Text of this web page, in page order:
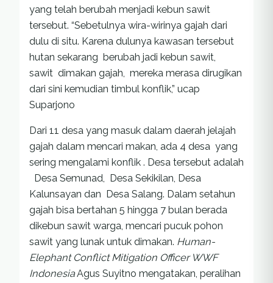
yang telah berubah menjadi kebun sawit
tersebut. “Sebetulnya wira-wirinya gajah dari
dulu di situ. Karena dulunya kawasan tersebut
hutan sekarang berubah jadi kebun sawit,
sawit dimakan gajah, mereka merasa dirugikan
dari sini kemudian timbul konflik,” ucap
Suparjono
Dari 11 desa yang masuk dalam daerah jelajah
gajah dalam mencari makan, ada 4 desa yang
sering mengalami konflik . Desa tersebut adalah
Desa Semunad, Desa Sekikilan, Desa
Kalunsayan dan Desa Salang. Dalam setahun
gajah bisa bertahan 5 hingga 7 bulan berada
dikebun sawit warga, mencari pucuk pohon
sawit yang lunak untuk dimakan. Human-
Elephant Conflict Mitigation Officer WWF
IndonesiaAgus Suyitno mengatakan, peralihan